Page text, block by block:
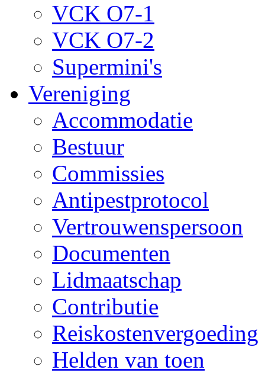
VCK O7-1
VCK O7-2
Supermini's
Vereniging
Accommodatie
Bestuur
Commissies
Antipestprotocol
Vertrouwenspersoon
Documenten
Lidmaatschap
Contributie
Reiskostenvergoeding
Helden van toen